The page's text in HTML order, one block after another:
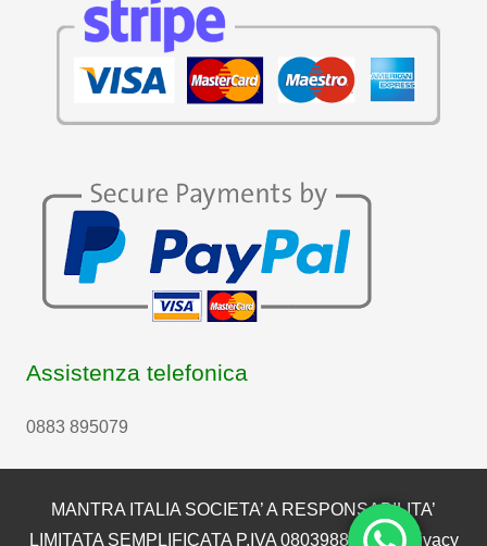
Assistenza telefonica
0883 895079
MANTRA ITALIA SOCIETA’ A RESPONSABILITA’
LIMITATA SEMPLIFICATA P.IVA 08039880722 | Privacy